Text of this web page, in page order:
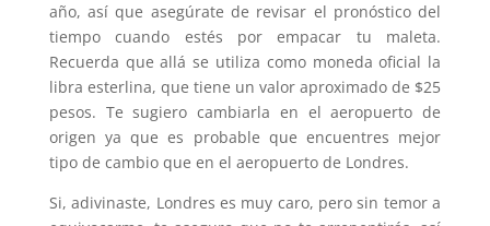
año, así que asegúrate de revisar el pronóstico del
tiempo cuando estés por empacar tu maleta.
Recuerda que allá se utiliza como moneda oficial la
libra esterlina, que tiene un valor aproximado de $25
pesos. Te sugiero cambiarla en el aeropuerto de
origen ya que es probable que encuentres mejor
tipo de cambio que en el aeropuerto de Londres.
Si, adivinaste, Londres es muy caro, pero sin temor a